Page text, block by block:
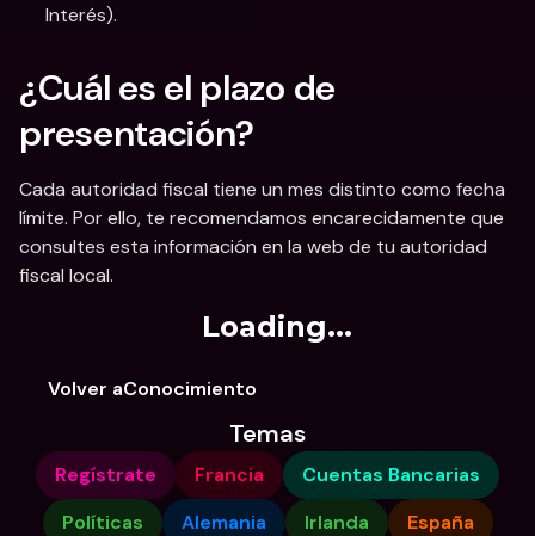
Interés).
¿Cuál es el plazo de
presentación?
Cada autoridad fiscal tiene un mes distinto como fecha
límite. Por ello, te recomendamos encarecidamente que
consultes esta información en la web de tu autoridad
fiscal local.
Loading...
Volver aConocimiento
Temas
Regístrate Francia
Cuentas Bancarias
Políticas
Alemania Irlanda
España